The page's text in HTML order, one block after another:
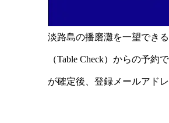
淡路島の播磨灘を一望でき
（Table Check）からの予
が確定後、登録メールアド